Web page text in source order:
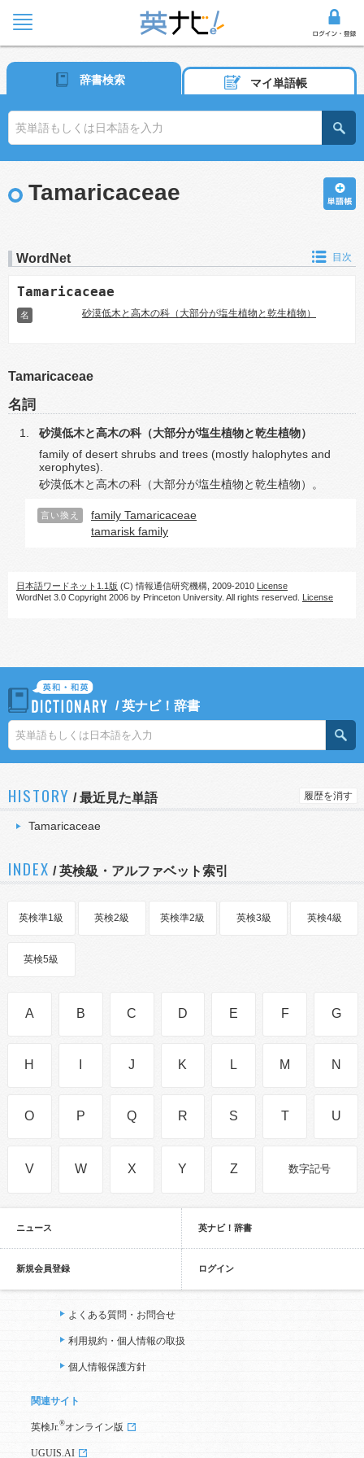
辞書検索 マイ単語帳
Tamaricaceae
WordNet 目次
Tamaricaceae
名 砂漠低木と高木の科（大部分が塩生植物と乾生植物）
Tamaricaceae
名詞
砂漠低木と高木の科（大部分が塩生植物と乾生植物）
family of desert shrubs and trees (mostly halophytes and
xerophytes).
砂漠低木と高木の科（大部分が塩生植物と乾生植物）。
言い換え
family Tamaricaceae
tamarisk family
日本語ワードネット1.1版 (C) 情報通信研究機構, 2009-2010 License
WordNet 3.0 Copyright 2006 by Princeton University. All rights reserved. License
/英ナビ！辞書
HISTORY /最近見た単語 履歴を消す
Tamaricaceae
INDEX / 英検級・アルファベット索引
英検準1級 英検2級 英検準2級 英検3級 英検4級
英検5級
A B C D E F G
H J K L M N
O P Q R S T U
V W X Y Z 数字記号
ニュース 英ナビ！辞書
新規会員登録 ログイン
よくある質問・お問合せ
利用規約・個人情報の取扱
個人情報保護方針
関連サイト
英検Jr. ®オンライン版
UGUIS.AI